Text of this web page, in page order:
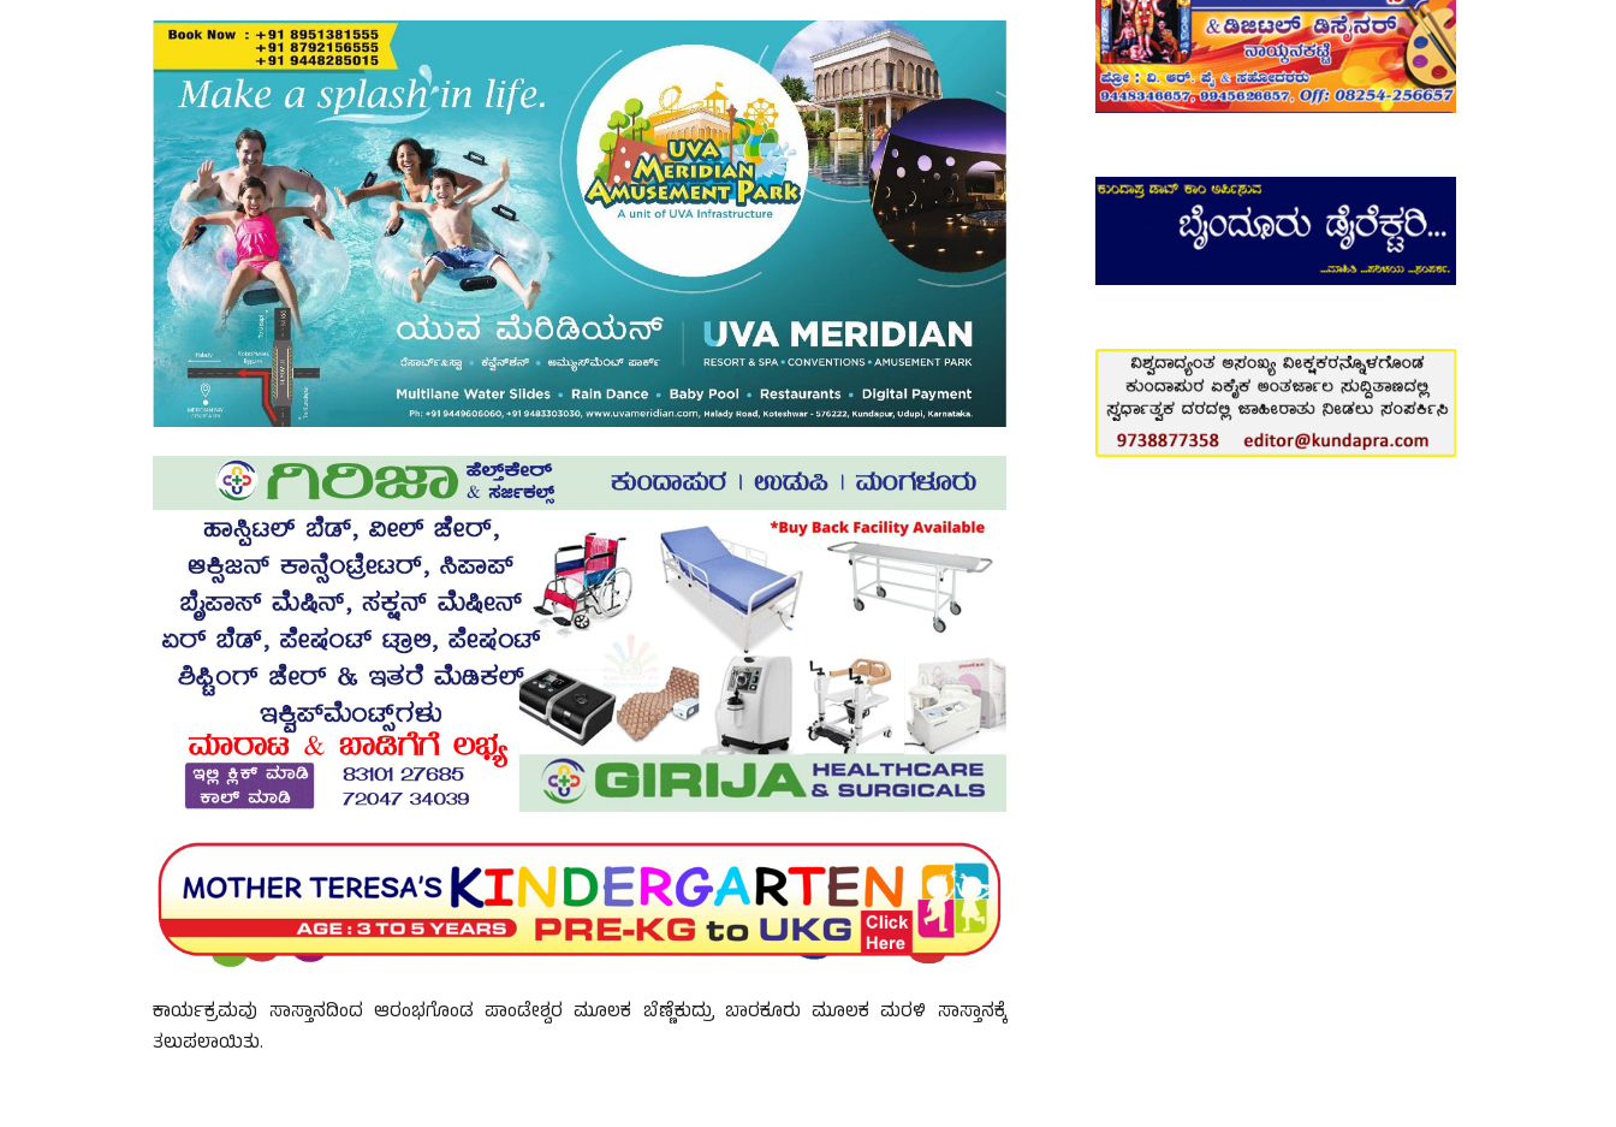
ಕಾರ್ಯಕ್ರಮವು ಸಾಸ್ತಾನದಿಂದ ಆರಂಭಗೊಂಡ ಪಾಂಡೇಶ್ವರ ಮೂಲಕ ಬೆಣ್ಣೆಕುದ್ರು ಬಾರಕೂರು ಮೂಲಕ ಮರಳಿ ಸಾಸ್ತಾನಕ್ಕೆ
ತಲುಪಲಾಯಿತು.